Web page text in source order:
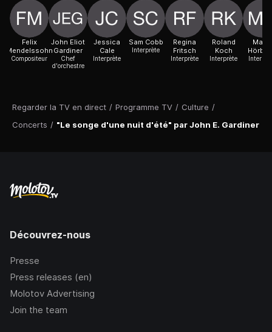
Regarder la TV en direct / Programme TV / Culture /
Concerts / "Le songe d'une nuit d'été" par John E. Gardiner
Felix
Mendelssohn
Compositeur
John Eliot
Gardiner
Chef
d'orchestre
Jessica
Cale
Interprète
Sam Cobb
Interprète
Regina
Fritsch
Interprète
Roland
Koch
Interprète
Mavie
Découvrez-nous
Presse
Press releases (en)
Molotov Advertising
Join the team